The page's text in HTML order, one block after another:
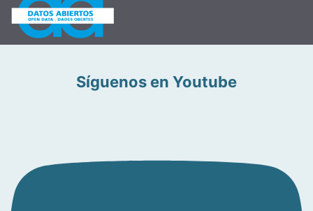
Síguenos en Youtube